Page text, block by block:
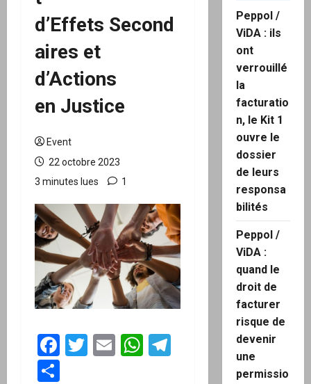
d’Effets Second
aires et
d’Actions
en Justice
Event
22 octobre 2023
3 minutes lues
1
Facebook
Twitter
EmailWhatsApp
Telegram
Peppol /
ViDA : ils
ont
verrouillé
la
facturatio
n, le Kit 1
ouvre le
dossier
de leurs
responsa
bilités
Peppol /
ViDA :
quand le
droit de
facturer
risque de
devenir
une
permissio